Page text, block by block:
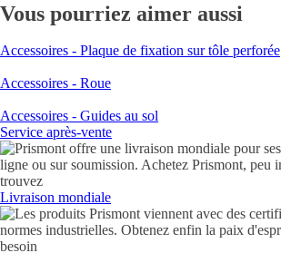
Vous pourriez aimer aussi
Accessoires - Plaque de fixation sur tôle perforée
Accessoires - Roue
Accessoires - Guides au sol
Service après-vente
Livraison mondiale